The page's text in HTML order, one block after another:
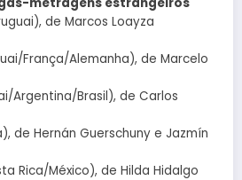
de Marcos Loayza
França/Alemanha), de Marcelo
Argentina/Brasil), de Carlos
de Hernán Guerschuny e Jazmín
Rica/México), de Hilda Hidalgo